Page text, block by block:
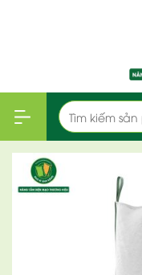
Tìm
kiếm: